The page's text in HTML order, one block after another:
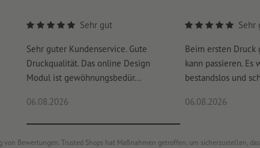
Sehr gut
Sehr guter Kundenservice. Gute
Druckqualität. Das online Design
Modul ist gewöhnungsbedür...
06.08.2026
Sehr
Beim ersten Druck
kann passieren. Es
bestandslos und
06.08.2026
Bewertungen. Trusted Shops hat Maßnahmen getroffen, um sicherzustellen,